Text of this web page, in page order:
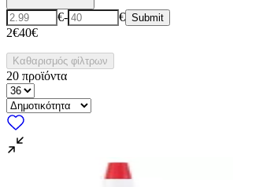
€- € Submit
2€40€
Καθαρισμός φίλτρων
20 προϊόντα